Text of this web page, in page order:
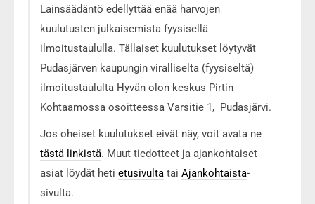
Lainsäädäntö edellyttää enää harvojen
kuulutusten julkaisemista fyysisellä
ilmoitustaululla. Tällaiset kuulutukset löytyvät
Pudasjärven kaupungin viralliselta (fyysiseltä)
ilmoitustaululta Hyvän olon keskus Pirtin
Kohtaamossa osoitteessa Varsitie 1, Pudasjärvi.
Jos oheiset kuulutukset eivät näy, voit avata ne
tästä linkistä. Muut tiedotteet ja ajankohtaiset
asiat löydät heti etusivulta tai Ajankohtaista-
sivulta.